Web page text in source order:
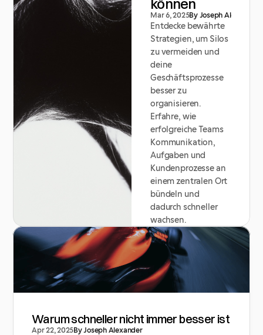
können
Mar 6, 2025By Joseph Alexander
Entdecke bewährte
Strategien, um Silos
zu vermeiden und
deine
Geschäftsprozesse
besser zu
organisieren.
Erfahre, wie
erfolgreiche Teams
Kommunikation,
Aufgaben und
Kundenprozesse an
einem zentralen Ort
bündeln und
dadurch schneller
wachsen.
Warum schneller nicht immer besser ist
Apr 22, 2025By Joseph Alexander